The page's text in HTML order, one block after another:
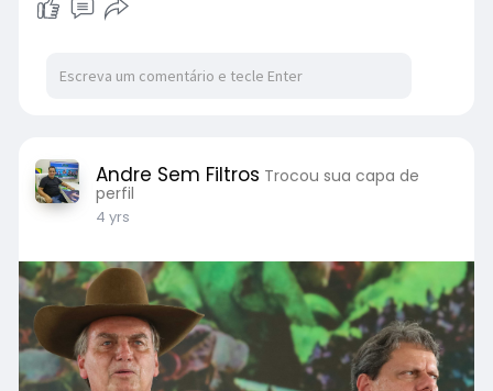
Andre Sem Filtros Trocou sua capa de
perfil
4 yrs